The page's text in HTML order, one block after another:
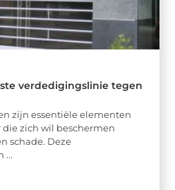
verdedigingslinie tegen
zijn essentiële elementen
zich wil beschermen
schade. Deze
...